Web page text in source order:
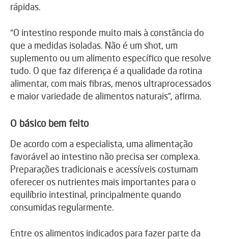
rápidas.
“O intestino responde muito mais à constância do
que a medidas isoladas. Não é um shot, um
suplemento ou um alimento específico que resolve
tudo. O que faz diferença é a qualidade da rotina
alimentar, com mais fibras, menos ultraprocessados
e maior variedade de alimentos naturais”, afirma.
O básico bem feito
De acordo com a especialista, uma alimentação
favorável ao intestino não precisa ser complexa.
Preparações tradicionais e acessíveis costumam
oferecer os nutrientes mais importantes para o
equilíbrio intestinal, principalmente quando
consumidas regularmente.
Entre os alimentos indicados para fazer parte da